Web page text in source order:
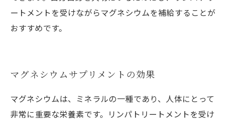
ートメントを受けながらマグネシウムを補給することが
おすすめです。
マグネシウムサプリメントの効果
マグネシウムは、ミネラルの一種であり、人体にとって
非常に重要な栄養素です。リンパトリートメントを受け